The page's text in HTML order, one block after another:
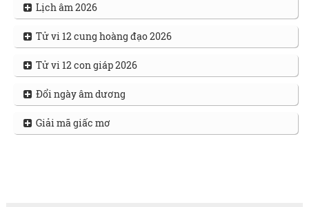
Lịch âm 2026
Tử vi 12 cung hoàng đạo 2026
Tử vi 12 con giáp 2026
Đổi ngày âm dương
Giải mã giấc mơ